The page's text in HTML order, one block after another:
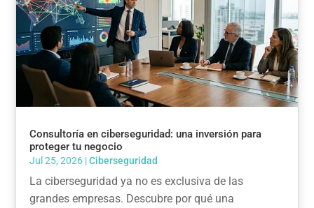
Consultoría en ciberseguridad: una inversión para
proteger tu negocio
Jul 25, 2026 |Ciberseguridad
La ciberseguridad ya no es exclusiva de las
grandes empresas. Descubre por qué una